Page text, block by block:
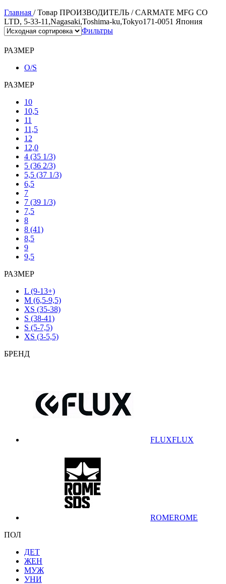
Главная / Товар ПРОИЗВОДИТЕЛЬ / CARMATE MFG CO
LTD, 5-33-11,Nagasaki,Toshima-ku,Tokyo171-0051 Япония
Фильтры
РАЗМЕР
O/S
РАЗМЕР
10
10,5
11
11,5
12
12,0
4 (35 1/3)
5 (36 2/3)
5,5 (37 1/3)
6,5
7
7 (39 1/3)
7,5
8
8 (41)
8,5
9
9,5
РАЗМЕР
L (9-13+)
M (6,5-9,5)
XS (35-38)
S (38-41)
S (5-7,5)
XS (3-5,5)
БРЕНД
FLUXFLUX
ROMEROME
ПОЛ
ДЕТ
ЖЕН
МУЖ
УНИ